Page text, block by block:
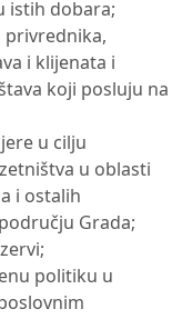
istih dobara;
i klijenata i
koji posluju na
u cilju
u oblasti
i ostalih
Grada;
politiku u